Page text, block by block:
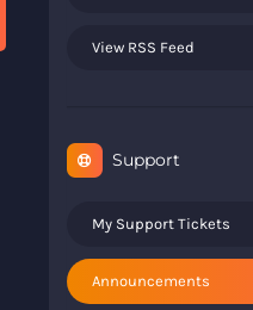
View RSS Feed
Support
My Support Tickets
Announcements